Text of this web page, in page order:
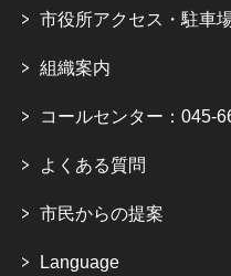
市役所アクセス・駐車
組織案内
コールセンター：045-
よくある質問
市民からの提案
Language